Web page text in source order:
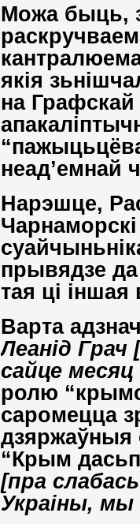
Можа быць,
якія
на Графскай
неад’емнай
Нарэшце,
прывядзе
тая ці іншая
Варта
Леанід Грач
сайце
ролю
саромецца
дзяржаўныя
“Крым
[пра
Украіны, мы